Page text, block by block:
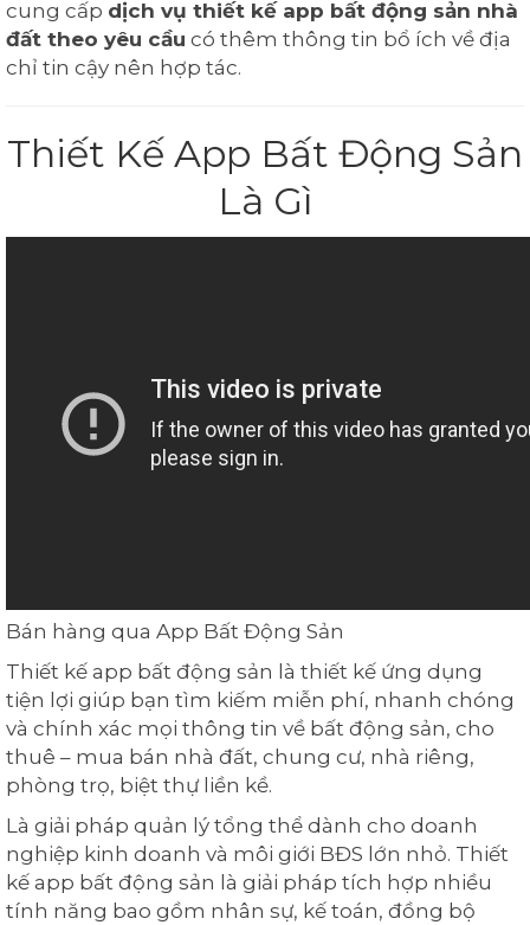
cung cấp dịch vụ thiết kế app bất động sản nhà
đất theo yêu cầu có thêm thông tin bổ ích về địa
chỉ tin cậy nên hợp tác.
Thiết Kế App Bất Động Sản
Là Gì
Bán hàng qua App Bất Động Sản
Thiết kế app bất động sản là thiết kế ứng dụng
tiện lợi giúp bạn tìm kiếm miễn phí, nhanh chóng
và chính xác mọi thông tin về bất động sản, cho
thuê – mua bán nhà đất, chung cư, nhà riêng,
phòng trọ, biệt thự liền kề.
Là giải pháp quản lý tổng thể dành cho doanh
nghiệp kinh doanh và môi giới BĐS lớn nhỏ. Thiết
kế app bất động sản là giải pháp tích hợp nhiều
tính năng bao gồm nhân sự, kế toán, đồng bộ